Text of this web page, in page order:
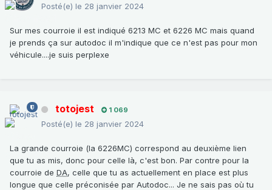
Posté(e) le 28 janvier 2024
Sur mes courroie il est indiqué 6213 MC et 6226 MC mais quand
je prends ça sur autodoc il m'indique que ce n'est pas pour mon
véhicule....je suis perplexe
totojest 1 069
Posté(e) le 28 janvier 2024
La grande courroie (la 6226MC) correspond au deuxième lien
que tu as mis, donc pour celle là, c'est bon. Par contre pour la
courroie de DA, celle que tu as actuellement en place est plus
longue que celle préconisée par Autodoc... Je ne sais pas où tu